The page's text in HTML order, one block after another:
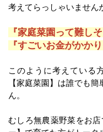
考えてらっしゃいません
『家庭菜園って難しそ
『すごいお金がかかり
このように考えている
【家庭菜園】は誰でも
ん。
むしろ無農薬野菜をお